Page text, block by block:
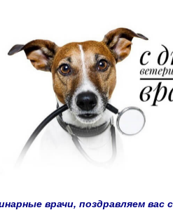
врачи, поздравляем вас